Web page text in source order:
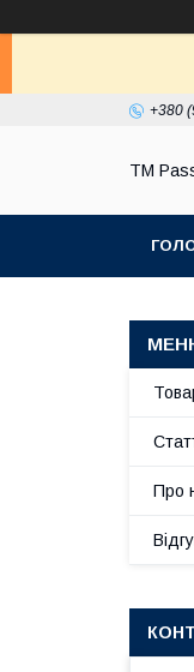
+380
TM
Про